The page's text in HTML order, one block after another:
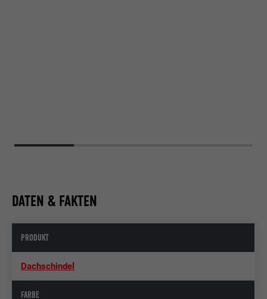
DATEN & FAKTEN
PRODUKT
Dachschindel
FARBE